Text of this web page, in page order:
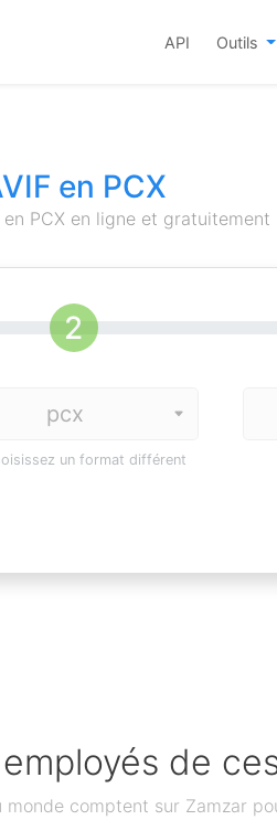
API Outils
en PCX
PCX en ligne et gratuitement
un format différent
de
comptent sur Zamzar